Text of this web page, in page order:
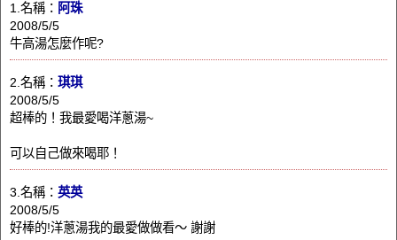
1.名稱： 阿珠
2008/5/5
牛高湯怎麼作呢?
2.名稱： 琪琪
2008/5/5
超棒的！我最愛喝洋蔥湯~
可以自己做來喝耶！
3.名稱： 英英
2008/5/5
好棒的!洋蔥湯我的最愛做做看～ 謝謝